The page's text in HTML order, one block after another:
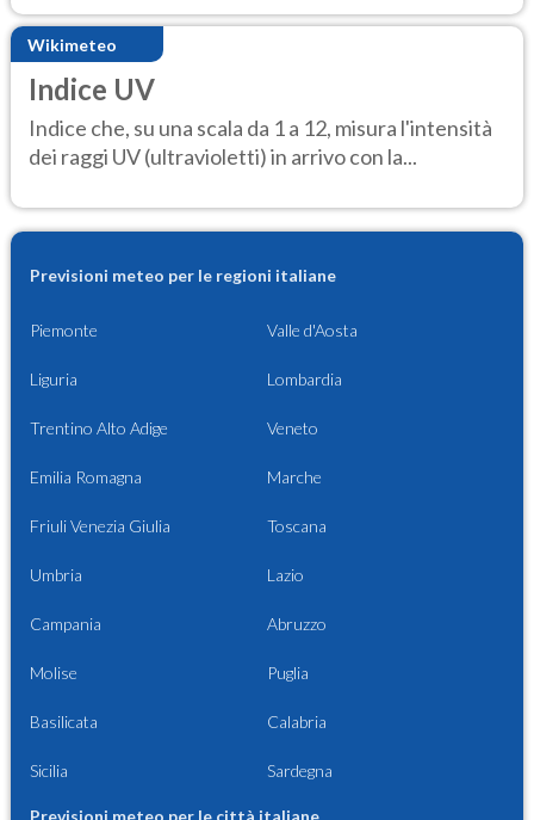
Wikimeteo
Indice UV
Indice che, su una scala da 1 a 12, misura l'intensità
dei raggi UV (ultravioletti) in arrivo con la...
Previsioni meteo per le regioni italiane
Piemonte Valle d'Aosta
Liguria Lombardia
Trentino Alto Adige Veneto
Emilia Romagna Marche
Friuli Venezia Giulia Toscana
Umbria Lazio
Campania Abruzzo
Molise Puglia
Basilicata Calabria
Sicilia Sardegna